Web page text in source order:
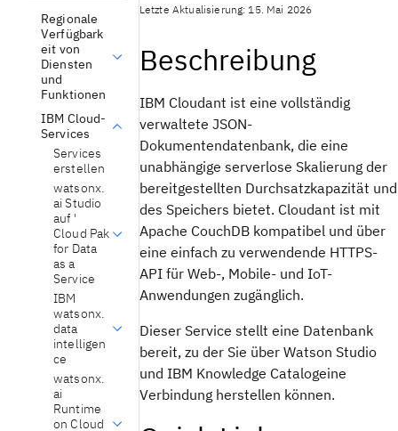
Regionale
Verfügbark
eit von
Diensten
und
Funktionen
IBM Cloud-
Services
Services
erstellen
watsonx.
ai Studio
auf '
Cloud Pak
for Data
as a
Service
IBM
watsonx.
data
intelligen
ce
watsonx.
ai
Runtime
on Cloud
Letzte Aktualisierung: 15. Mai 2026
Beschreibung
IBM Cloudant ist eine vollständig
verwaltete JSON-
Dokumentendatenbank, die eine
unabhängige serverlose Skalierung der
bereitgestellten Durchsatzkapazität und
des Speichers bietet. Cloudant ist mit
Apache CouchDB kompatibel und über
eine einfach zu verwendende HTTPS-
API für Web-, Mobile- und IoT-
Anwendungen zugänglich.
Dieser Service stellt eine Datenbank
bereit, zu der Sie über Watson Studio
und IBM Knowledge Catalogeine
Verbindung herstellen können.